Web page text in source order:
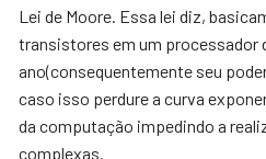
Lei de Moore. Essa lei diz,
transistores em um processador
ano(consequentemente seu
caso isso perdure a curva
da computação impedindo a
complexas.